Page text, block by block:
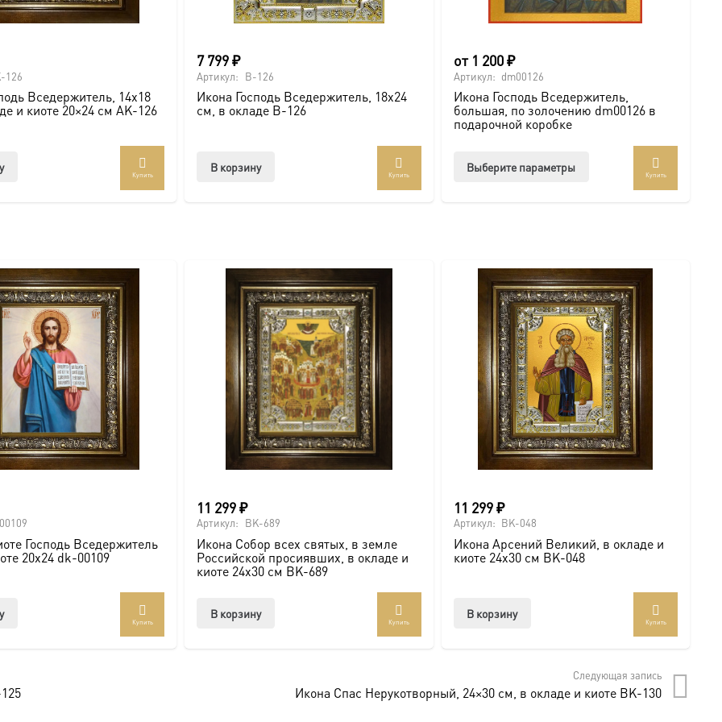
образа в стильном и солидном обрамлении.
Подписывайтесь на нашу группу ВКонтакте: https://vk.com/ikonaspas
126
Вседержитель, 14х18
и киоте 20×24 см AK-126
Купить
7 799₽
Артикул: B-126
Икона Господь Вседержитель, 18х24
см, в окладе B-126
В корзину
Купить
от 1 200₽
Артикул: dm00126
Икона Господь Вседержитель,
большая, по золочению dm00126 в
подарочной коробке
Выберите параметры
выбрать
на
странице
товара.
Купить
Господь Вседержитель
20х24 dk-00109
Купить
11 299₽
Артикул: BK-689
Икона Собор всех святых, в земле
Российской просиявших, в окладе и
киоте 24х30 см BK-689
В корзину
Купить
11 299₽
Артикул: BK-048
Икона Арсений Великий, в окладе и
киоте 24х30 см BK-048
В корзину
Купить
Следующая запись
Икона Спас Нерукотворный, 24×30 см, в окладе и киоте BK-130